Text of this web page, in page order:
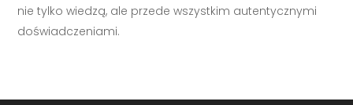
nie tylko wiedzą, ale przede wszystkim autentycznymi
doświadczeniami.